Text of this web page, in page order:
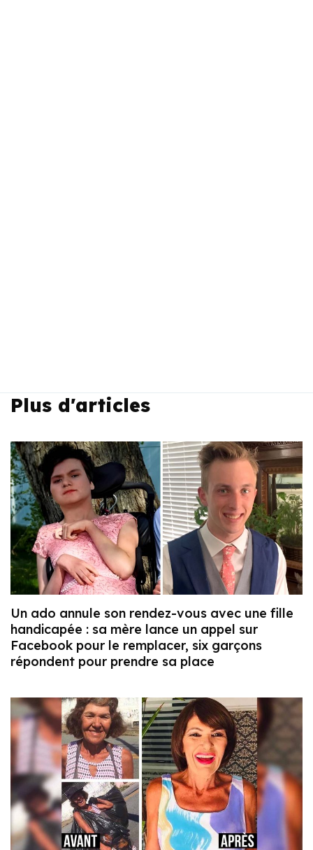
Plus d'articles
Un ado annule son rendez-vous avec une fille
handicapée : sa mère lance un appel sur
Facebook pour le remplacer, six garçons
répondent pour prendre sa place